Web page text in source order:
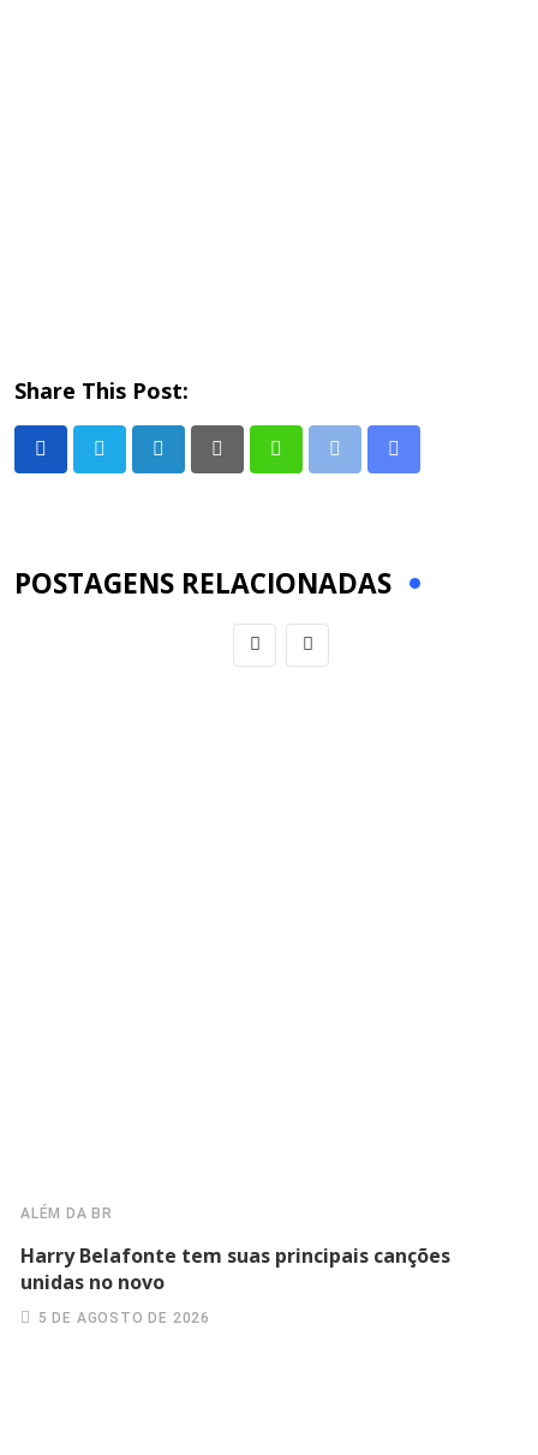
Share This Post:
POSTAGENS RELACIONADAS
ALÉM DA BR
Harry Belafonte tem suas principais canções
unidas no novo
5 DE AGOSTO DE 2026